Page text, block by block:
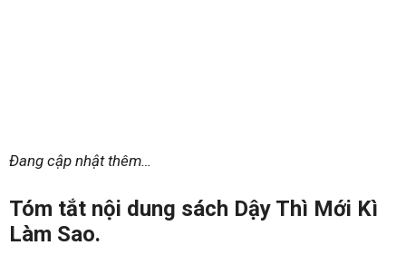
Đang cập nhật thêm…
Tóm tắt nội dung sách Dậy Thì Mới Kì
Làm Sao.